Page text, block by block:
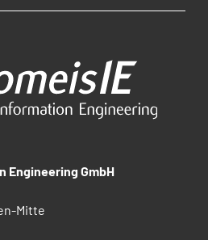
Engineering GmbH
Mitte